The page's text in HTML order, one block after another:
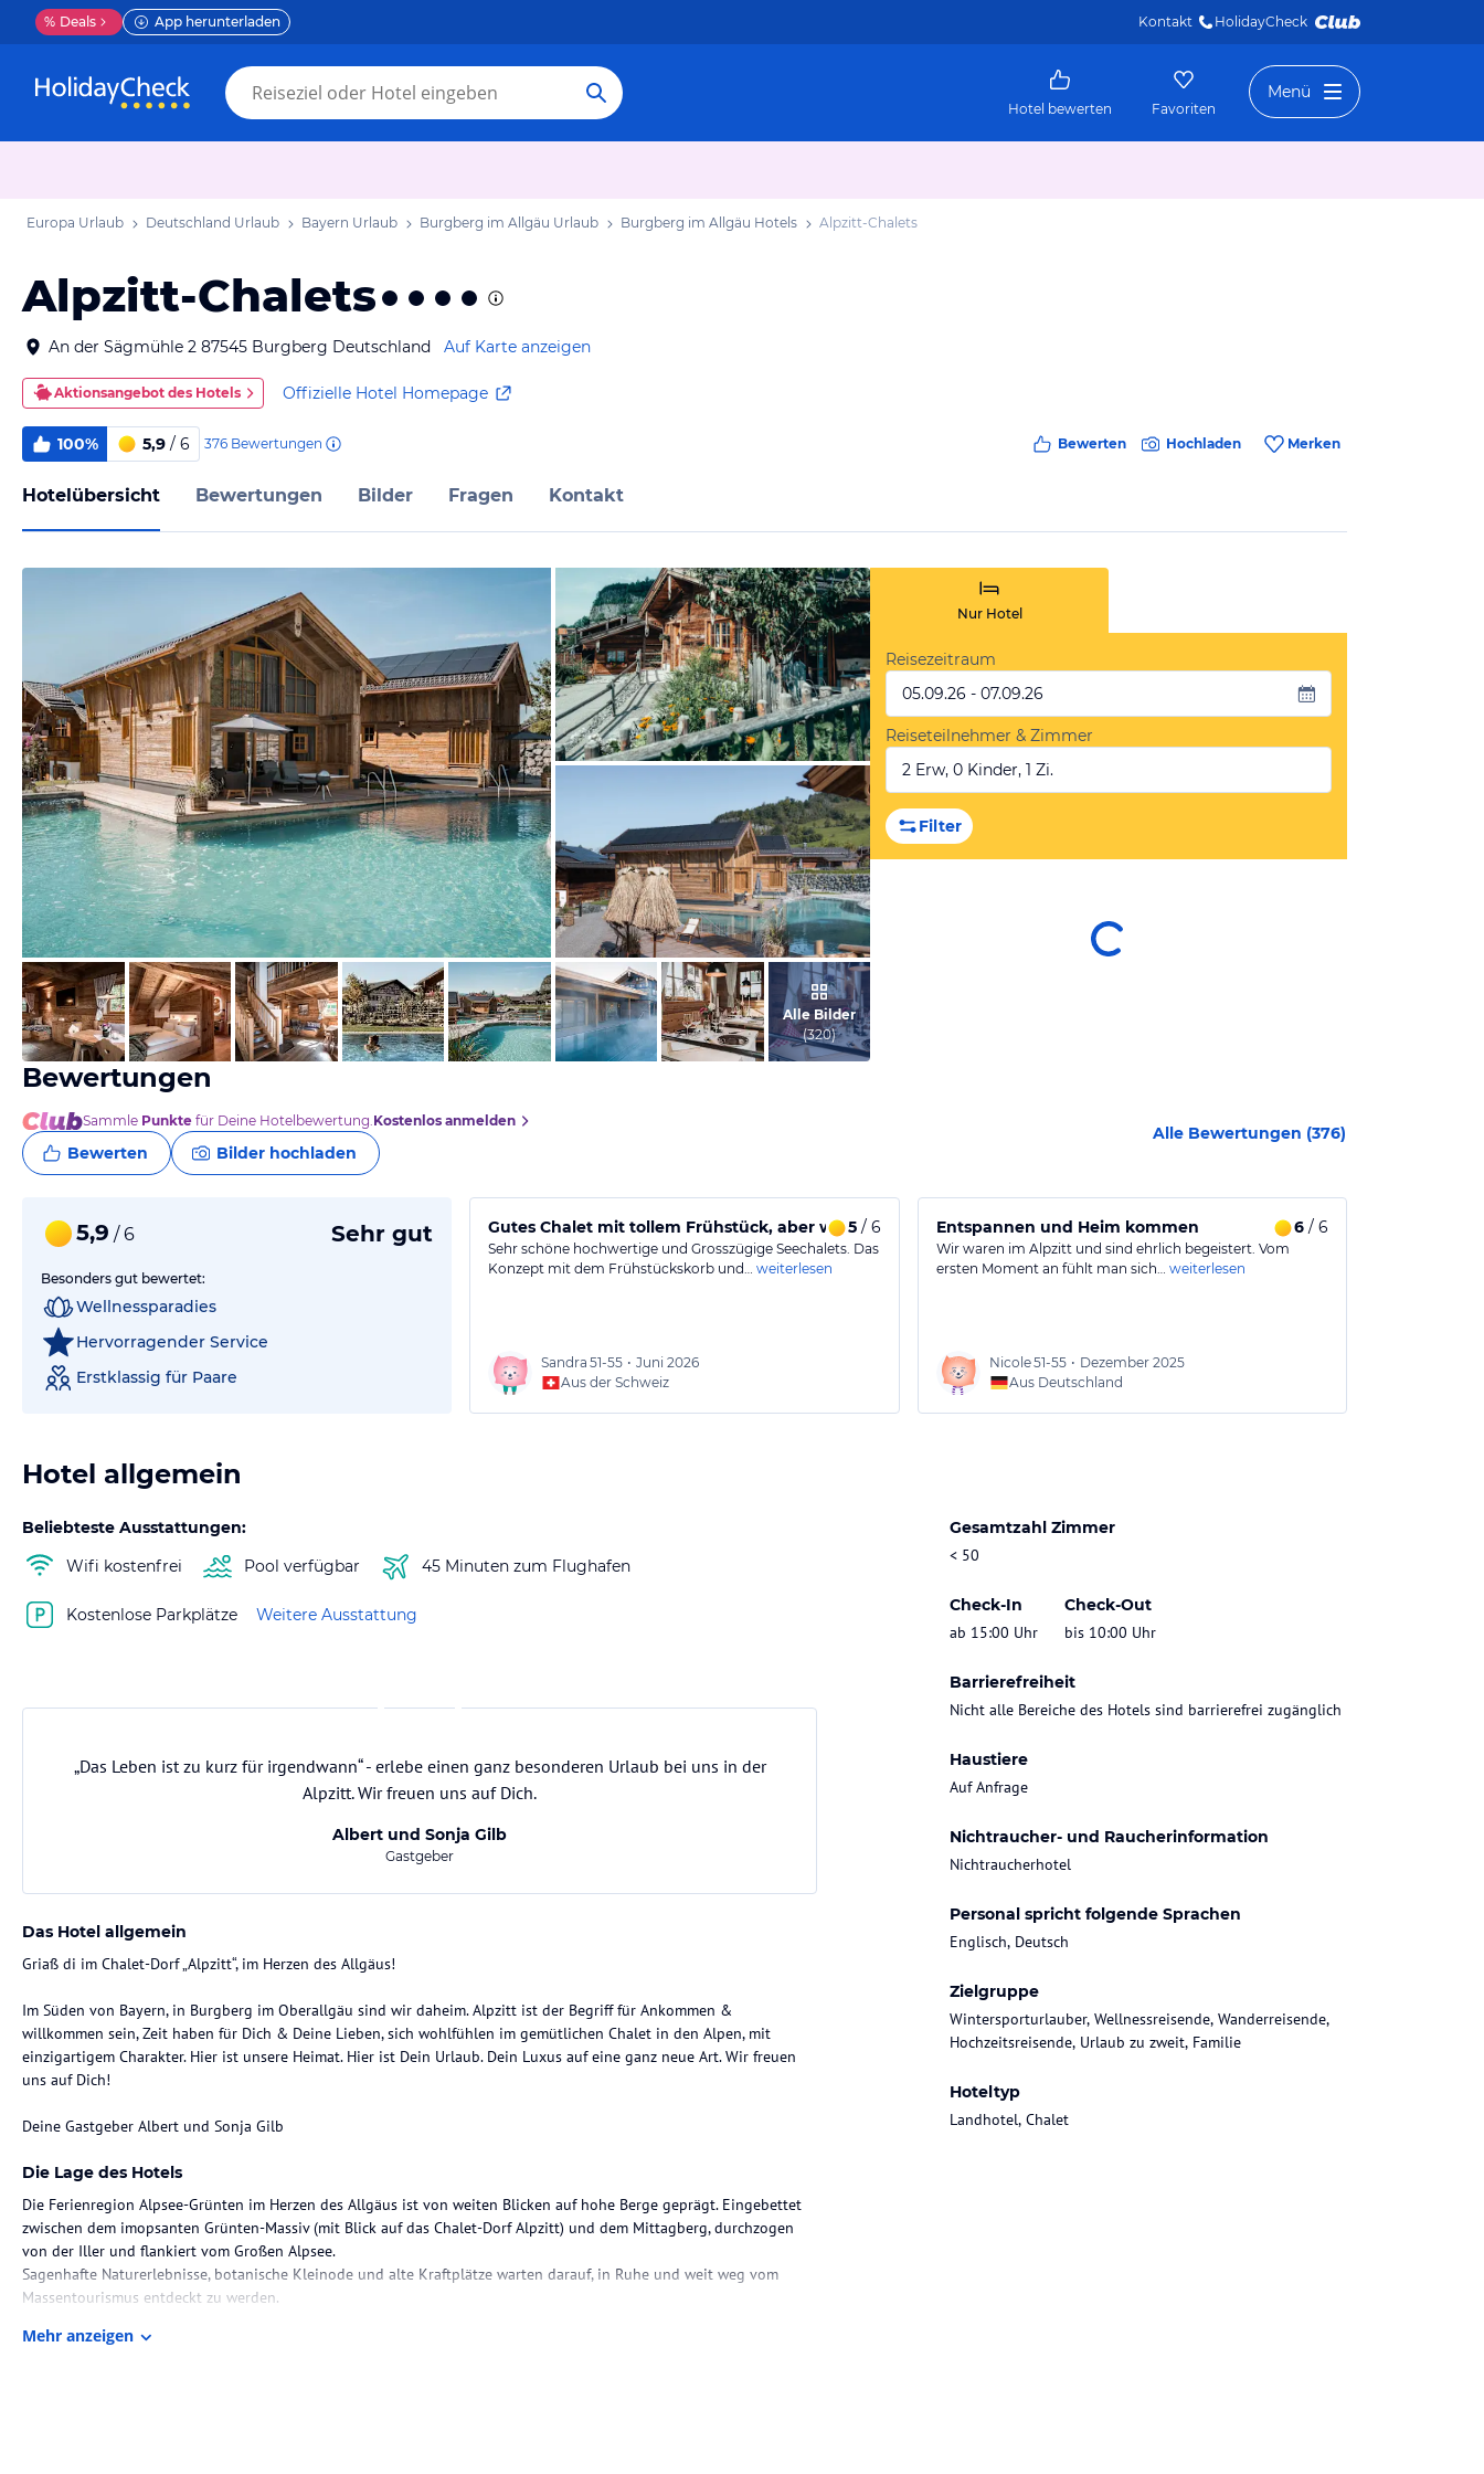
% Deals App herunterladen Kontakt HolidayCheck
Hotel bewerten Favoriten
Menü
Europa Urlaub Deutschland Urlaub Bayern Urlaub Burgberg im Allgäu Urlaub Burgberg im Allgäu Hotels Alpzitt-Chalets
Alpzitt-Chalets
An der Sägmühle 2 87545 Burgberg Deutschland Auf Karte anzeigen
Aktionsangebot des Hotels Offizielle Hotel Homepage
100% 5,9 / 6 376 Bewertungen Bewerten Hochladen Merken
Hotelübersicht Bewertungen Bilder Fragen Kontakt
vom Hotelier, März 2026
vom Hotelier, August 2021
vom Hotelier, März 2026
Alle Bilder
(320)
Nur Hotel
Reisezeitraum
05.09.26 - 07.09.26
Reiseteilnehmer & Zimmer
2 Erw, 0 Kinder, 1 Zi.
Filter
Bewertungen
Sammle Punkte für Deine Hotelbewertung.Kostenlos anmelden
Bewerten Bilder hochladen
Alle Bewertungen (376)
5,9 / 6 Sehr gut
Besonders gut bewertet:
Wellnessparadies
Hervorragender Service
Erstklassig für Paare
Gutes Chalet mit tollem Frühstück, aber wenig Privatsphäre
5/ 6
Sehr schöne hochwertige und Grosszügige Seechalets. Das
Konzept mit dem Frühstückskorb und… weiterlesen
Sandra 51-55 • Juni 2026
Aus der Schweiz
Entspannen und Heim kommen 6/ 6
Wir waren im Alpzitt und sind ehrlich begeistert. Vom
ersten Moment an fühlt man sich… weiterlesen
Nicole51-55 • Dezember 2025
Aus Deutschland
Hotel allgemein
Beliebteste Ausstattungen:
Wifi kostenfrei
Pool verfügbar 45 Minuten zum Flughafen
Kostenlose Parkplätze Weitere Ausstattung
Gesamtzahl Zimmer
< 50
Check-In
ab 15:00 Uhr
Check-Out
bis 10:00 Uhr
Barrierefreiheit
Nicht alle Bereiche des Hotels sind barrierefrei zugänglich
Haustiere
Auf Anfrage
Nichtraucher- und Raucherinformation
Nichtraucherhotel
Personal spricht folgende Sprachen
Englisch, Deutsch
Zielgruppe
Wintersporturlauber, Wellnessreisende, Wanderreisende,
Hochzeitsreisende, Urlaub zu zweit, Familie
Hoteltyp
Landhotel, Chalet
„Das Leben ist zu kurz für irgendwann“ - erlebe einen ganz besonderen Urlaub bei uns in der
Alpzitt. Wir freuen uns auf Dich.
Albert und Sonja Gilb
Gastgeber
Das Hotel allgemein
Griaß di im Chalet-Dorf „Alpzitt“, im Herzen des Allgäus!
Im Süden von Bayern, in Burgberg im Oberallgäu sind wir daheim. Alpzitt ist der Begriff für Ankommen &
willkommen sein, Zeit haben für Dich & Deine Lieben, sich wohlfühlen im gemütlichen Chalet in den Alpen, mit
einzigartigem Charakter. Hier ist unsere Heimat. Hier ist Dein Urlaub. Dein Luxus auf eine ganz neue Art. Wir freuen
uns auf Dich!
Deine Gastgeber Albert und Sonja Gilb
Die Lage des Hotels
Die Ferienregion Alpsee-Grünten im Herzen des Allgäus ist von weiten Blicken auf hohe Berge geprägt. Eingebettet
zwischen dem imopsanten Grünten-Massiv (mit Blick auf das Chalet-Dorf Alpzitt) und dem Mittagberg, durchzogen
von der Iller und flankiert vom Großen Alpsee.
Sagenhafte Naturerlebnisse, botanische Kleinode und alte Kraftplätze warten darauf, in Ruhe und weit weg vom
Massentourismus entdeckt zu werden.
Zimmer / Unterbringung im Hotel
Mehr anzeigen